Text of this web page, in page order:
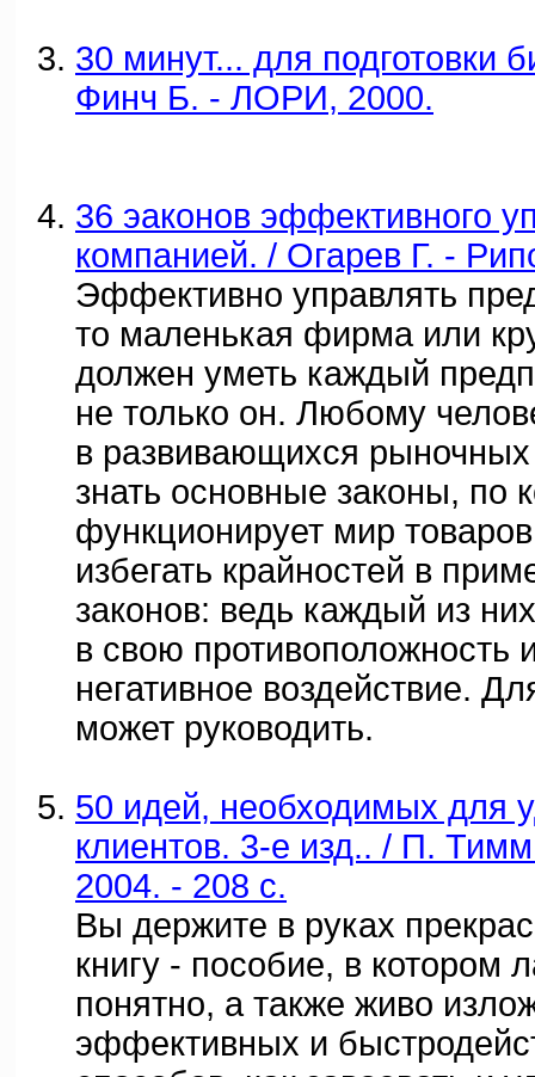
30 минут... для подготовки
Финч Б. - ЛОРИ, 2000.
36 эаконов эффективного
компанией. / Огарев Г. -
Эффективно управлять
то маленькая фирма или
должен уметь каждый
не только он. Любому
в развивающихся
знать основные законы, по
функционирует мир
избегать крайностей в
законов: ведь каждый из
в свою противоположность
негативное воздействие.
может руководить.
50 идей, необходимых для
клиентов. 3-е изд.. / П.
2004. - 208 с.
Вы держите в руках
книгу - пособие, в котором
понятно, а также живо
эффективных и